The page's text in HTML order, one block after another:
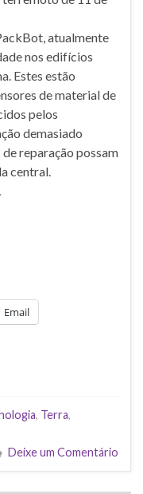
atualmente
nos edifícios
Estes estão
de material de
pelos
demasiado
reparação possam
central.
Email
, Terra,
Deixe um Comentário